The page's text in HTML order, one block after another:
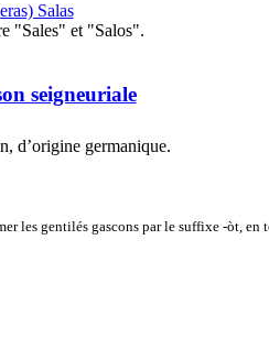
Salas
"Sales" et "Salos".
seigneuriale
d’origine germanique.
les gentilés gascons par le suffixe -òt, en